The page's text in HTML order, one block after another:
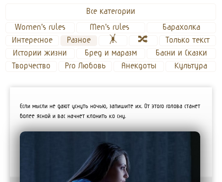
Все категории
Women's rules
Men's rules
Барахолка
Интересное
Разное 🤸 🔀
Только текст
Истории жизни
Бред и маразм
Басни и Сказки
Творчество
Pro Любовь Анекдоты Культура
Если мысли не дают уснуть ночью, запишите их. От этого голова станет
более ясной и вас начнет клонить ко сну.